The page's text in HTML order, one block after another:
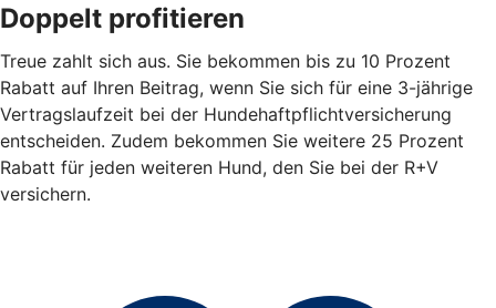
Doppelt profitieren
Treue zahlt sich aus. Sie bekommen bis zu 10 Prozent
Rabatt auf Ihren Beitrag, wenn Sie sich für eine 3-jährige
Vertragslaufzeit bei der Hundehaftpflichtversicherung
entscheiden. Zudem bekommen Sie weitere 25 Prozent
Rabatt für jeden weiteren Hund, den Sie bei der R+V
versichern.